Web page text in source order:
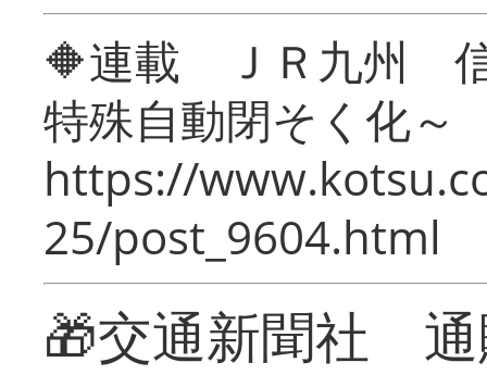
🔶連載 ＪＲ九州 信
特殊自動閉そく化～
https://
25/post_9604.html
🎁交通新聞社